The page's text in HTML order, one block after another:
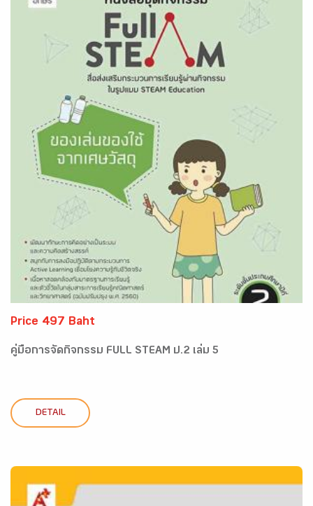
Price 497 Baht
คู่มือการจัดกิจกรรม FULL STEAM ป.2 เล่ม 5
DETAIL